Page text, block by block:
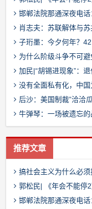
邯郸法院那通深夜电话：执行局长当
肖志夫：苏联解体与苏
子珩墨：今夕何年？42岁女子
为什么阶级斗争不可避
加民|“胡锡进现象”：退休总编
没有全面私有化，中国
后沙：美国制裁”洽洽
牛弹琴：一场被遗忘
推荐文章
搞社会主义为什么必须
郭松民| 《年会不能停
邯郸法院那通深夜电话：执行局长当